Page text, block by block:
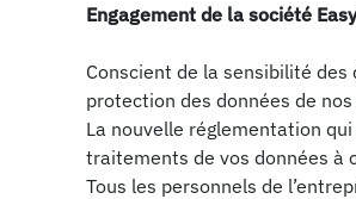
Engagement de la société
Conscient de la sensibilité
protection des données de
La nouvelle réglementation
traitements de vos données à
Tous les personnels de